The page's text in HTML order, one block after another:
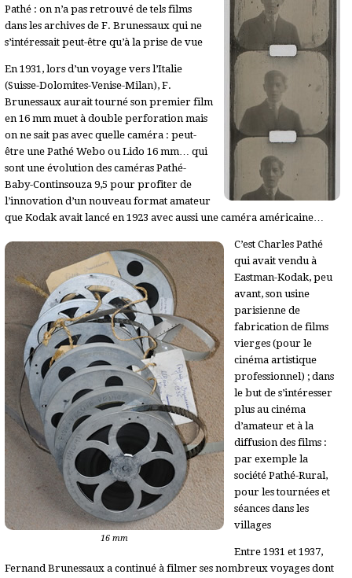
Pathé : on n’a pas retrouvé de tels films
dans les archives de F. Brunessaux qui ne
s’intéressait peut-être qu’à la prise de vue
En 1931, lors d’un voyage vers l’Italie
(Suisse-Dolomites-Venise-Milan), F.
Brunessaux aurait tourné son premier film
en 16 mm muet à double perforation mais
on ne sait pas avec quelle caméra : peut-
être une Pathé Webo ou Lido 16 mm… qui
sont une évolution des caméras Pathé-
Baby-Continsouza 9,5 pour profiter de
l’innovation d’un nouveau format amateur
que Kodak avait lancé en 1923 avec aussi une caméra américaine…
16 mm
C’est Charles Pathé
qui avait vendu à
Eastman-Kodak, peu
avant, son usine
parisienne de
fabrication de films
vierges (pour le
cinéma artistique
professionnel) ; dans
le but de s’intéresser
plus au cinéma
d’amateur et à la
diffusion des films :
par exemple la
société Pathé-Rural,
pour les tournées et
séances dans les
villages
Entre 1931 et 1937,
Fernand Brunessaux a continué à filmer ses nombreux voyages dont